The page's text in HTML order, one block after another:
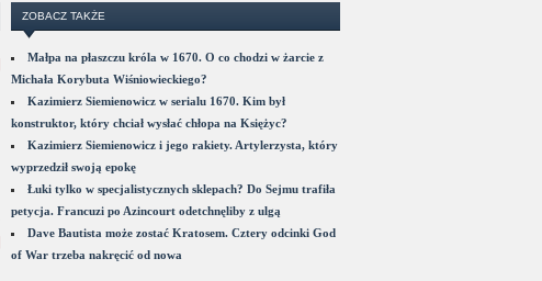
ZOBACZ TAKŻE
Małpa na płaszczu króla w 1670. O co chodzi w żarcie z
Michała Korybuta Wiśniowieckiego?
Kazimierz Siemienowicz w serialu 1670. Kim był
konstruktor, który chciał wysłać chłopa na Księżyc?
Kazimierz Siemienowicz i jego rakiety. Artylerzysta, który
wyprzedził swoją epokę
Łuki tylko w specjalistycznych sklepach? Do Sejmu trafiła
petycja. Francuzi po Azincourt odetchnęliby z ulgą
Dave Bautista może zostać Kratosem. Cztery odcinki God
of War trzeba nakręcić od nowa